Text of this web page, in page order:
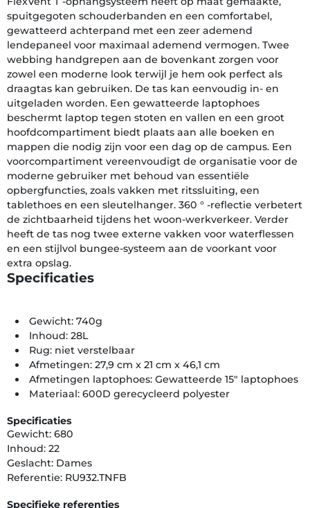
spuitgegoten schouderbanden en een comfortabel,
gewatteerd achterpand met een zeer ademend
lendepaneel voor maximaal ademend vermogen. Twee
webbing handgrepen aan de bovenkant zorgen voor
zowel een moderne look terwijl je hem ook perfect als
draagtas kan gebruiken. De tas kan eenvoudig in- en
uitgeladen worden. Een gewatteerde laptophoes
beschermt laptop tegen stoten en vallen en een groot
hoofdcompartiment biedt plaats aan alle boeken en
mappen die nodig zijn voor een dag op de campus. Een
voorcompartiment vereenvoudigt de organisatie voor de
moderne gebruiker met behoud van essentiële
opbergfuncties, zoals vakken met ritssluiting, een
tablethoes en een sleutelhanger. 360 ° -reflectie verbetert
de zichtbaarheid tijdens het woon-werkverkeer. Verder
heeft de tas nog twee externe vakken voor waterflessen
en een stijlvol bungee-systeem aan de voorkant voor
extra opslag.
Specificaties
Gewicht: 740g
Inhoud: 28L
Rug: niet verstelbaar
Afmetingen: 27,9 cm x 21 cm x 46,1 cm
Afmetingen laptophoes: Gewatteerde 15" laptophoes
Materiaal: 600D gerecycleerd polyester
Specificaties
Gewicht: 680
Inhoud: 22
Geslacht: Dames
Referentie: RU932.TNFB
Specifieke referenties